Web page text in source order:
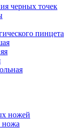
черных точек
пинцета
ножей
ножа